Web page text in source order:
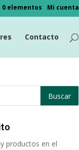
Mi cuenta
0 elementos
Contacto
productos en el